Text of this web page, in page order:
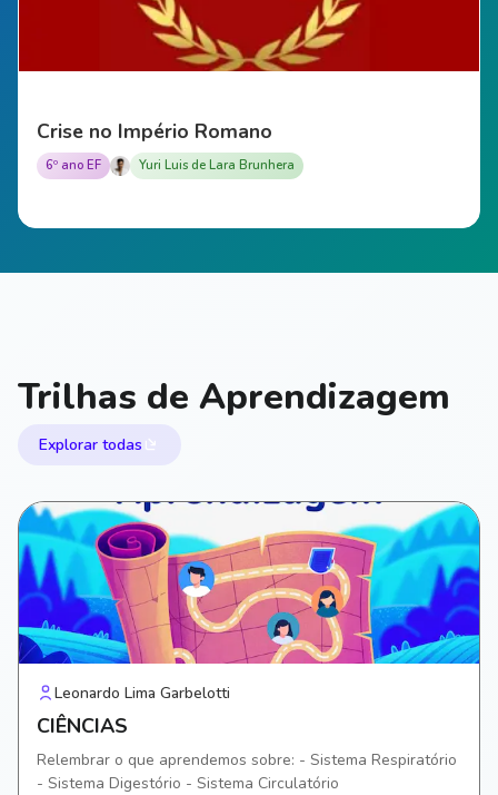
Crise no Império Romano
6º ano EF Yuri Luis de Lara Brunhera
Trilhas de Aprendizagem
Explorar todas
Leonardo Lima Garbelotti
CIÊNCIAS
Relembrar o que aprendemos sobre: - Sistema Respiratório
- Sistema Digestório - Sistema Circulatório